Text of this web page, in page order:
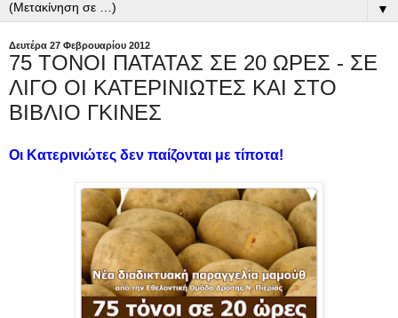
▼
Δευτέρα 27 Φεβρουαρίου 2012
75 ΤΟΝΟΙ ΠΑΤΑΤΑΣ ΣΕ 20 ΩΡΕΣ - ΣΕ
ΛΙΓΟ ΟΙ ΚΑΤΕΡΙΝΙΩΤΕΣ ΚΑΙ ΣΤΟ
ΒΙΒΛΙΟ ΓΚΙΝΕΣ
Οι Κατερινιώτες δεν παίζονται με τίποτα!